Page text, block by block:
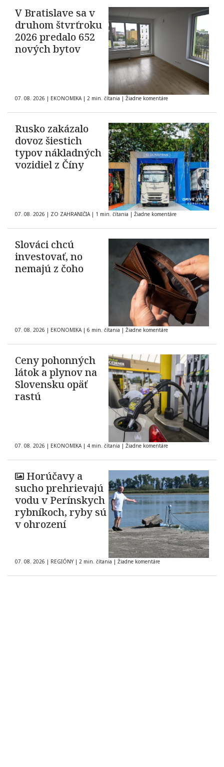
V Bratislave sa v
druhom štvrťroku
2026 predalo 652
nových bytov
07. 08. 2026 | EKONOMIKA | 2 min. čítania | Žiadne komentáre
Rusko zakázalo
dovoz šiestich
typov nákladných
vozidiel z Číny
07. 08. 2026 | ZO ZAHRANIČIA | 1 min. čítania | Žiadne komentáre
Slováci chcú
investovať, no
nemajú z čoho
07. 08. 2026 | EKONOMIKA | 6 min. čítania | Žiadne komentáre
Ceny pohonných
látok a plynov na
Slovensku opäť
rastú
07. 08. 2026 | EKONOMIKA | 4 min. čítania | Žiadne komentáre
Horúčavy a
sucho prehrievajú
vodu v Perínskych
rybníkoch, ryby sú
v ohrození
07. 08. 2026 | REGIÓNY | 2 min. čítania | Žiadne komentáre